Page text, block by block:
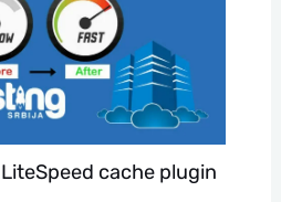
cache plugin